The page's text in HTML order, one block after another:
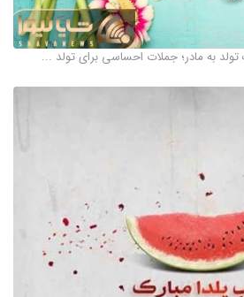
به مادر؛ جملات احساسی برای تولد ...